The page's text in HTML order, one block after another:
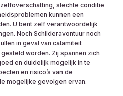
slechte conditie
kunnen een
U bent zelf verantwoordelijk
Noch Schilderavontuur noch
in geval van calamiteit
worden. Zij spannen zich
en duidelijk mogelijk in te
en risico’s van de
mogelijke gevolgen ervan.